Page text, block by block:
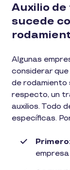
Auxilio
sucede
Algunas
considerar
de rodamiento
respecto, un
auxilios. Todo
específicas.